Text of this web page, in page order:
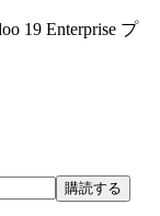
19 Enterprise プ
購読する